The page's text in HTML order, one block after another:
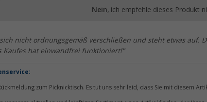
Nein, ich empfehle dieses Produkt
nicht ordnungsgemäß verschließen und steht etwas auf.
Kaufes hat einwandfrei funktioniert!"
zum Picknicktisch. Es tut uns sehr leid, dass Sie mit diesem